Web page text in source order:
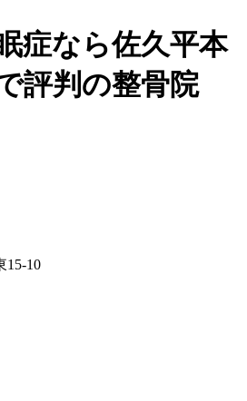
症なら佐久平本
評判の整骨院
15-10